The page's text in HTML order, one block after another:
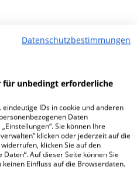
Milbertshofen?
Datenschutzbestimmungen
für unbedingt erforderliche
IDs in cookie und anderen
Daten
Sie können Ihre
klicken oder jederzeit auf die
klicken Sie auf den
Auf dieser Seite können Sie
Einfluss auf die Browserdaten.